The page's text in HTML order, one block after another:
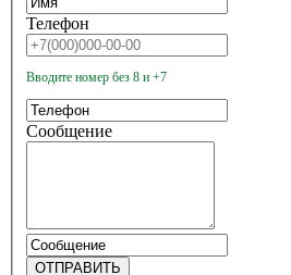
Телефон
Вводите номер без 8 и +7
Сообщение
ОТПРАВИТЬ